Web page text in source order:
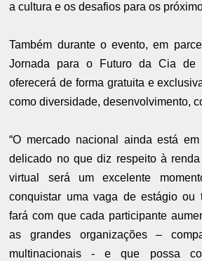
a cultura e os desafios para os
Também durante o evento, em
Jornada para o Futuro da Cia de
oferecerá de forma gratuita e
como diversidade, desenvolvimento,
“O mercado nacional ainda está
delicado no que diz respeito à
virtual será um excelente
conquistar uma vaga de estágio ou
fará com que cada participante
as grandes organizações –
multinacionais - e que possa